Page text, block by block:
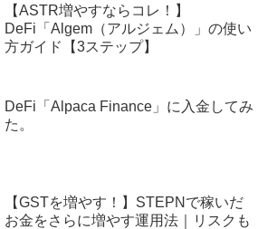
【ASTR増やすならコレ！】
DeFi「Algem（アルジェム）」の使い
方ガイド【3ステップ】
DeFi「Alpaca Finance」に入金してみ
た。
【GSTを増やす！】STEPNで稼いだ
お金をさらに増やす運用法｜リスクも